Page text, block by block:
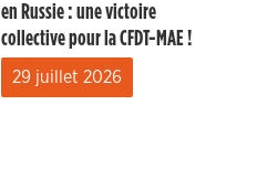
en Russie : une victoire
collective pour la CFDT-MAE !
29 juillet 2026